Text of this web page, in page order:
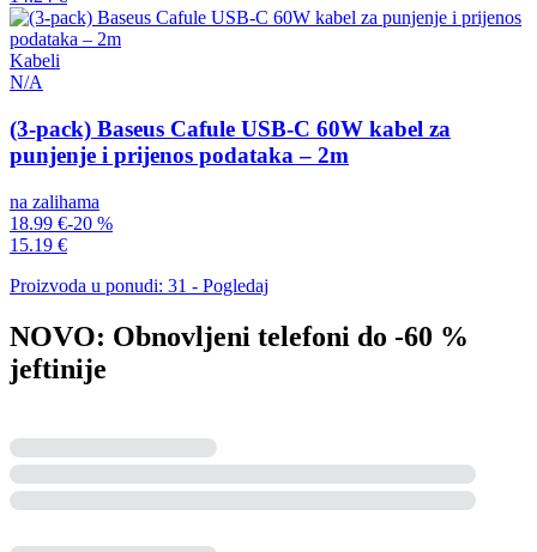
Kabeli
N/A
(3-pack) Baseus Cafule USB-C 60W kabel za
punjenje i prijenos podataka – 2m
na zalihama
18.99 €-20 %
15.19 €
Proizvoda u ponudi: 31 - Pogledaj
NOVO: Obnovljeni telefoni do -60 %
jeftinije